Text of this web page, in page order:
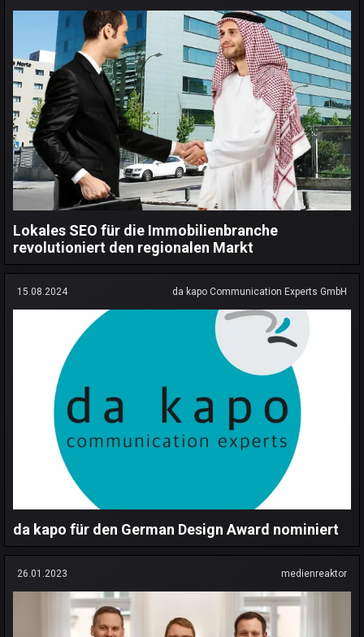
Lokales SEO für die Immobilienbranche
revolutioniert den regionalen Markt
15.08.2024 da kapo Communication Experts GmbH
da kapo für den German Design Award nominiert
26.01.2023 medienreaktor